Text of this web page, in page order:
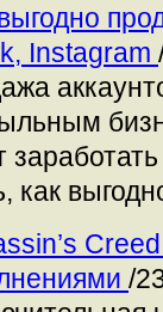
Instagram
как
/